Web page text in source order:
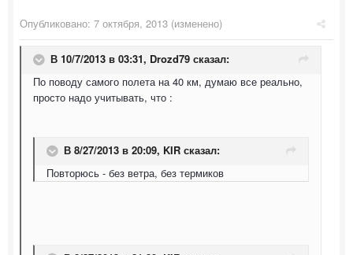
Опубликовано: 7 октября, 2013 (изменено)
В 10/7/2013 в 03:31, Drozd79 сказал:
По поводу самого полета на 40 км, думаю все реально,
просто надо учитывать, что :
В 8/27/2013 в 20:09, KIR сказал:
Повторюсь - без ветра, без термиков